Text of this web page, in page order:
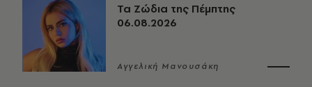
Τα Ζώδια της Πέμπτης
06.08.2026
Αγγελική Μανουσάκη